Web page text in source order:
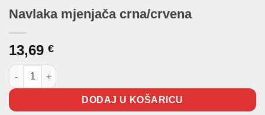
Navlaka mjenjača crna/crvena
13,69 €
Navlaka mjenjača crna/crvena količina
DODAJ U KOŠARICU